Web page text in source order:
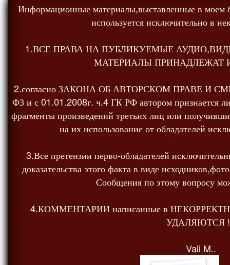
Информационные материалы,выставленные в моем
используется исключительно в
1.ВСЕ ПРАВА НА ПУБЛИКУЕМЫЕ
МАТЕРИАЛЫ ПРИНАДЛЕЖАТ
2.согласно ЗАКОНА ОБ АВТОРСКОМ ПРАВЕ И
ФЗ и с 01.01.2008г. ч.4 ГК РФ автором признается
фрагменты произведений третьих лиц или
на их использование от обладателей
3.Все претензии перво-обладателей
доказательства этого факта в виде
Сообщения по этому вопросу
4.КОММЕНТАРИИ написанные в
УДАЛЯЮТСЯ
Vali M..